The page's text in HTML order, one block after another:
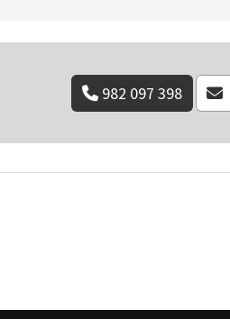
982 097 398